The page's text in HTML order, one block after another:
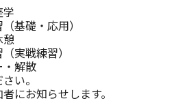
基礎・応用）
実戦練習）
解散
い。
にお知らせします。